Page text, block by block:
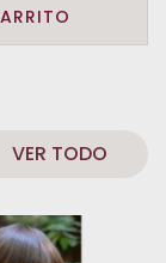
VER TODO